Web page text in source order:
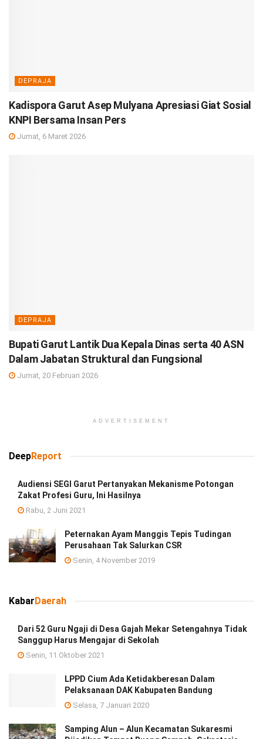
DEPRAJA
Kadispora Garut Asep Mulyana Apresiasi Giat Sosial
KNPI Bersama Insan Pers
Jumat, 6 Maret 2026
DEPRAJA
Bupati Garut Lantik Dua Kepala Dinas serta 40 ASN
Dalam Jabatan Struktural dan Fungsional
Jumat, 20 Februari 2026
ADVERTISEMENT
DeepReport
Audiensi SEGI Garut Pertanyakan Mekanisme Potongan
Zakat Profesi Guru, Ini Hasilnya
Rabu, 2 Juni 2021
Peternakan Ayam Manggis Tepis Tudingan
Perusahaan Tak Salurkan CSR
Senin, 4 November 2019
KabarDaerah
Dari 52 Guru Ngaji di Desa Gajah Mekar Setengahnya Tidak
Sanggup Harus Mengajar di Sekolah
Senin, 11 Oktober 2021
LPPD Cium Ada Ketidakberesan Dalam
Pelaksanaan DAK Kabupaten Bandung
Selasa, 7 Januari 2020
Samping Alun – Alun Kecamatan Sukaresmi